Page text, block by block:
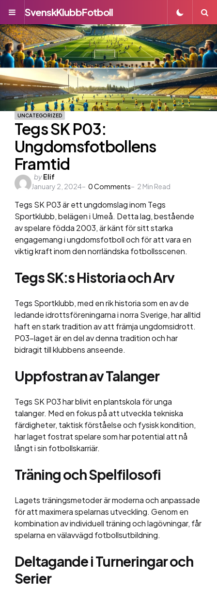
Menu
SvenskKlubbFotboll
UNCATEGORIZED
Tegs SK P03:
Ungdomsfotbollens
Framtid
Posted
by
byElif
January 2, 2024
0Comments 2 Min Read
Tegs SK P03 är ett ungdomslag inom Tegs
Sportklubb, belägen i Umeå. Detta lag, bestående
av spelare födda 2003, är känt för sitt starka
engagemang i ungdomsfotboll och för att vara en
viktig kraft inom den norrländska fotbollsscenen.
Tegs SK:s Historia och Arv
Tegs Sportklubb, med en rik historia som en av de
ledande idrottsföreningarna i norra Sverige, har alltid
haft en stark tradition av att främja ungdomsidrott.
P03-laget är en del av denna tradition och har
bidragit till klubbens anseende.
Uppfostran av Talanger
Tegs SK P03 har blivit en plantskola för unga
talanger. Med en fokus på att utveckla tekniska
färdigheter, taktisk förståelse och fysisk kondition,
har laget fostrat spelare som har potential att nå
långt i sin fotbollskarriär.
Träning och Spelfilosofi
Lagets träningsmetoder är moderna och anpassade
för att maximera spelarnas utveckling. Genom en
kombination av individuell träning och lagövningar, får
spelarna en välavvägd fotbollsutbildning.
Deltagande i Turneringar och
Serier